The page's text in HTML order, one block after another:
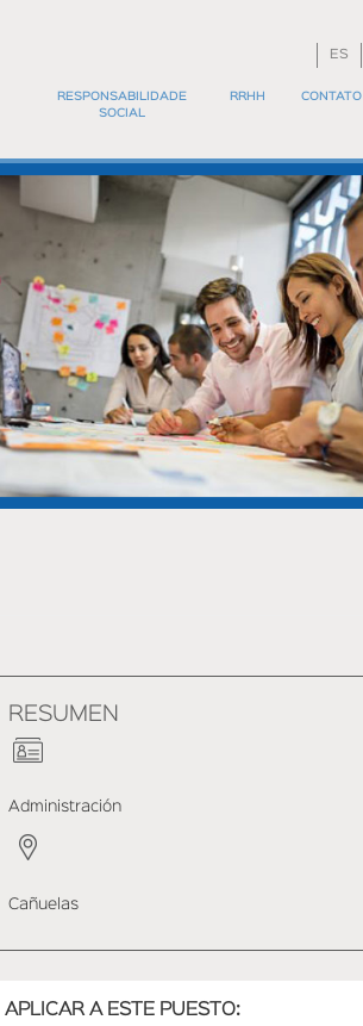
ES
RESPONSABILIDADE
SOCIAL
RRHH CONTATO
RESUMEN
Administración
Cañuelas
APLICAR A ESTE PUESTO: